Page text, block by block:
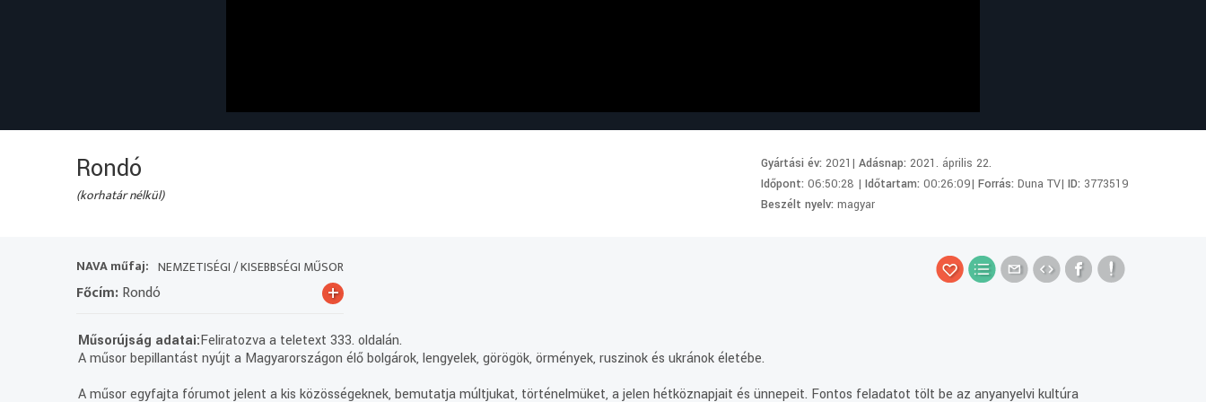
Rondó
(korhatár nélkül)
Gyártási év:2021|Adásnap:2021. április 22.
Időpont:06:50:28 |Időtartam:00:26:09|Forrás:Duna TV|ID: 3773519
Beszélt nyelv:magyar
NAVA műfaj: NEMZETISÉGI / KISEBBSÉGI MŰSOR
Főcím:Rondó +
Műsorújság adatai:Feliratozva a teletext 333. oldalán.
A műsor bepillantást nyújt a Magyarországon élő bolgárok, lengyelek, görögök, örmények, ruszinok és ukránok életébe.
A műsor egyfajta fórumot jelent a kis közösségeknek, bemutatja múltjukat, történelmüket, a jelen hétköznapjait és ünnepeit. Fontos feladatot tölt be az anyanyelvi kultúra